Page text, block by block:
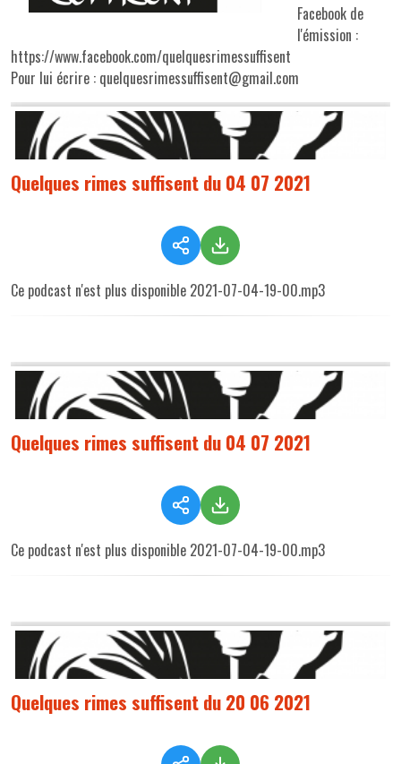
Facebook de
l'émission :
https://www.facebook.com/quelquesrimessuffisent
Pour lui écrire : quelquesrimessuffisent@gmail.com
Quelques rimes suffisent du 04 07 2021
Ce podcast n'est plus disponible 2021-07-04-19-00.mp3
Quelques rimes suffisent du 04 07 2021
Ce podcast n'est plus disponible 2021-07-04-19-00.mp3
Quelques rimes suffisent du 20 06 2021